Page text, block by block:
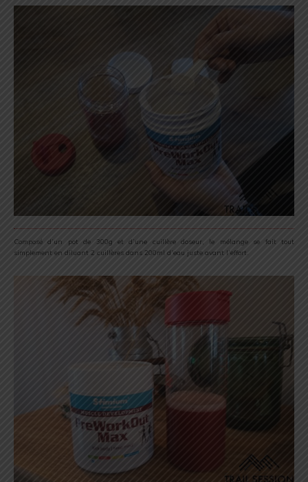
Composé d’un pot de 300g et d’une cuillère doseur, le mélange se fait tout
simplement en diluant 2 cuillères dans 200ml d’eau juste avant l’effort.